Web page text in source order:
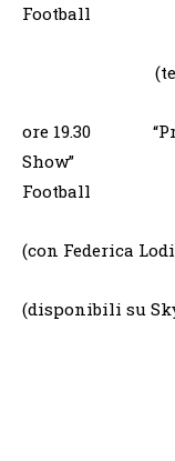
ore 19.30
(con Federica
(disponibili su